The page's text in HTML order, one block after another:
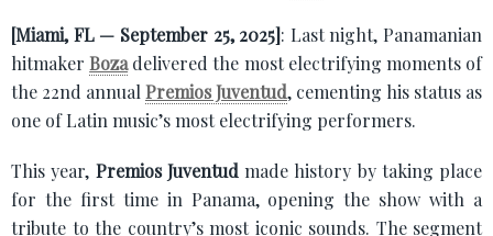
[Miami, FL — September 25, 2025]: Last night, Panamanian
hitmakerBozadelivered the most electrifying moments of
the 22nd annual Premios Juventud, cementing his status as
one of Latin music’s most electrifying performers.
This year, Premios Juventud made history by taking place
for the first time in Panama, opening the show with a
tribute to the country’s most iconic sounds. The segment